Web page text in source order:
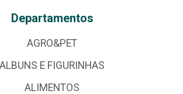
Departamentos
AGRO&PET
ALBUNS E FIGURINHAS
ALIMENTOS